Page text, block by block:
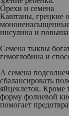
Орехи и семена
Каштаны, грецкие
инсулина и
Семена тыквы
гемоглобина и
А семена
сбалансировать
яйцеклеток. Кроме
форму фолиевой
помогает